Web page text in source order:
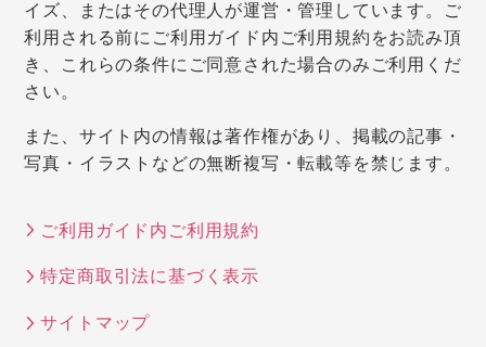
イズ、またはその代理人が運営・管理しています。ご
利用される前にご利用ガイド内ご利用規約をお読み頂
き、これらの条件にご同意された場合のみご利用くだ
さい。
また、サイト内の情報は著作権があり、掲載の記事・
写真・イラストなどの無断複写・転載等を禁じます。
ご利用ガイド内ご利用規約
特定商取引法に基づく表示
サイトマップ